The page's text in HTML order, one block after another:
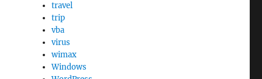
travel
trip
vba
virus
wimax
Windows